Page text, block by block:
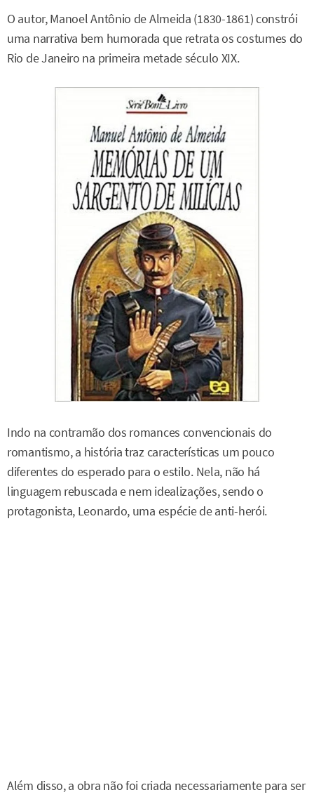
O autor, Manoel Antônio de Almeida (1830-1861) constrói
uma narrativa bem humorada que retrata os costumes do
Rio de Janeiro na primeira metade século XIX.
Indo na contramão dos romances convencionais do
romantismo, a história traz características um pouco
diferentes do esperado para o estilo. Nela, não há
linguagem rebuscada e nem idealizações, sendo o
protagonista, Leonardo, uma espécie de anti-herói.
Além disso, a obra não foi criada necessariamente para ser